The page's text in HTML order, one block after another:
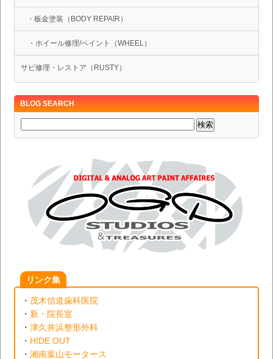
・板金塗装（BODY REPAIR）
・ホイール修理/ペイント（WHEEL）
サビ修理・レストア（RUSTY）
BLOG SEARCH
リンク集
・ 茂木信道歯科医院
・ 新・院長室
・津久井浜整形外科
・ HIDE OUT
・湘南葉山モータース